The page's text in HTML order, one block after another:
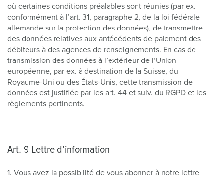
où certaines conditions préalables sont réunies (par ex.
conformément à l’art. 31, paragraphe 2, de la loi fédérale
allemande sur la protection des données), de transmettre
des données relatives aux antécédents de paiement des
débiteurs à des agences de renseignements. En cas de
transmission des données à l’extérieur de l’Union
européenne, par ex. à destination de la Suisse, du
Royaume-Uni ou des États-Unis, cette transmission de
données est justifiée par les art. 44 et suiv. du RGPD et les
règlements pertinents.
Art. 9 Lettre d’information
1. Vous avez la possibilité de vous abonner à notre lettre